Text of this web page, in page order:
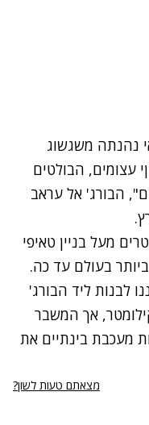
נהנתה משגשוג
עצומים, הבולטים
הבורג' אל עראב
דובאי גבוה ביותר מ-300 מטרים מעל בניין טאיפי
בעולם עד כה.
לבנות ליד הבורג'
אך המשבר
מעכבת בינתיים את
מצאתם טעות לשון?